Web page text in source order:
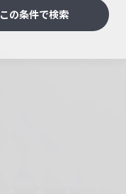
この条件で検索